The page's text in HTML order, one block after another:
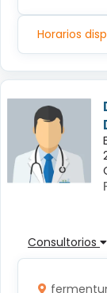
Horarios
Consultorios